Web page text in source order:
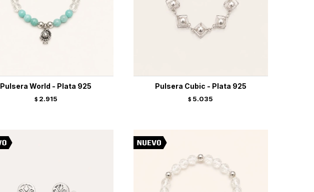
Pulsera World - Plata 925
$ 2.915
Pulsera Cubic - Plata 925
$ 5.035